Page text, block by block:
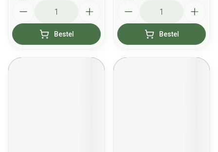
Bestel Bestel